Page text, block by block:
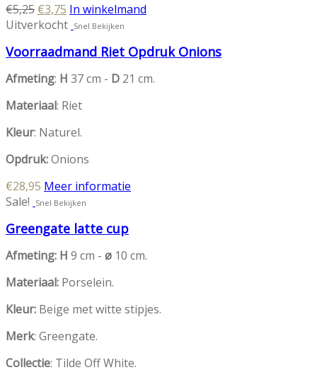
€5,25 Oorspronkelijke
prijs
€5,25.
€3,75 Huidige
prijs
€3,75.
In winkelmand
Uitverkocht Snel Bekijken
Voorraadmand Riet Opdruk Onions
Afmeting: H 37 cm - D 21 cm.
Materiaal: Riet
Kleur: Naturel.
Opdruk:Onions
€28,95 Meer informatie
Sale!
Snel Bekijken
Greengate latte cup
Afmeting: H 9 cm - ø 10 cm.
Materiaal: Porselein.
Kleur: Beige met witte stipjes.
Merk: Greengate.
Collectie: Tilde Off White.